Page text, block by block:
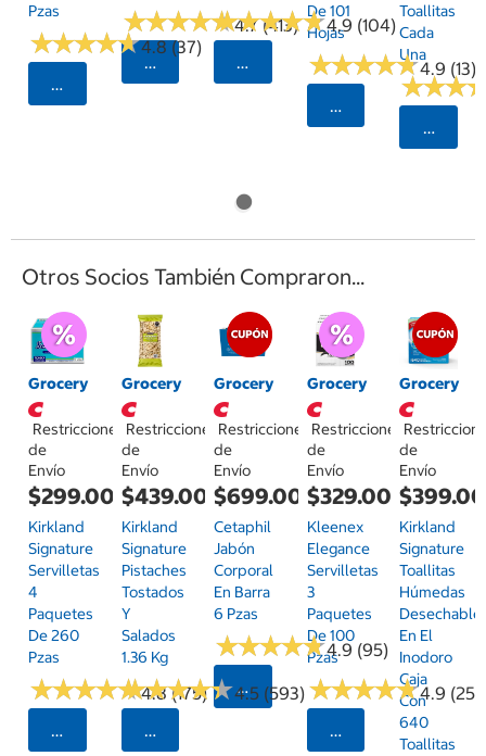
Pzas
★★★★★
★★★★★4.8 (37)
Seleccionar Código Postal
★★★★★
★★★★★4.7 (413)
Seleccionar Código Postal
★★★★★
★★★★★4.9 (104)
Seleccionar Código Postal
De 101
Hojas
★★★★★
★★★★★4.9 (13)
Seleccionar
Toallitas
Cada
Una
★★★
★★★
Otros Socios También Compraron...
Grocery
Restricciones
de
Envío
$299.00
Kirkland
Signature
Servilletas
4
Paquetes
De 260
Pzas
★★★★★
★★★★★4.8 (175)
Seleccionar Código Postal
Grocery
Restricciones
de
Envío
$439.00
Kirkland
Signature
Pistaches
Tostados
Y
Salados
1.36 Kg
★★★★★
★★★★★4.5 (593)
Seleccionar Código Postal
Grocery
Restricciones
de
Envío
$699.00
Cetaphil
Jabón
Corporal
En Barra
6 Pzas
★★★★★
★★★★★4.9 (95)
Seleccionar Código Postal
Grocery
Restricciones
de
Envío
$329.00
Kleenex
Elegance
Servilletas
3
Paquetes
De 100
Pzas
★★★★★
★★★★★4.9 (25)
Seleccionar
Grocery
de
Envío
$399.00
Kirkland
Signature
Toallitas
Húmedas
En El
Inodoro
Caja
Con
640
Toallitas